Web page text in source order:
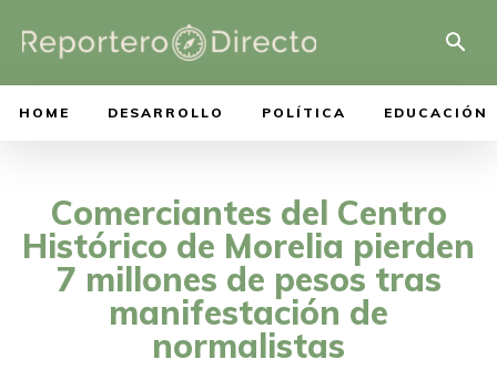
HOME DESARROLLO POLÍTICA EDUCACIÓN
Comerciantes del Centro
Histórico de Morelia pierden
7 millones de pesos tras
manifestación de
normalistas